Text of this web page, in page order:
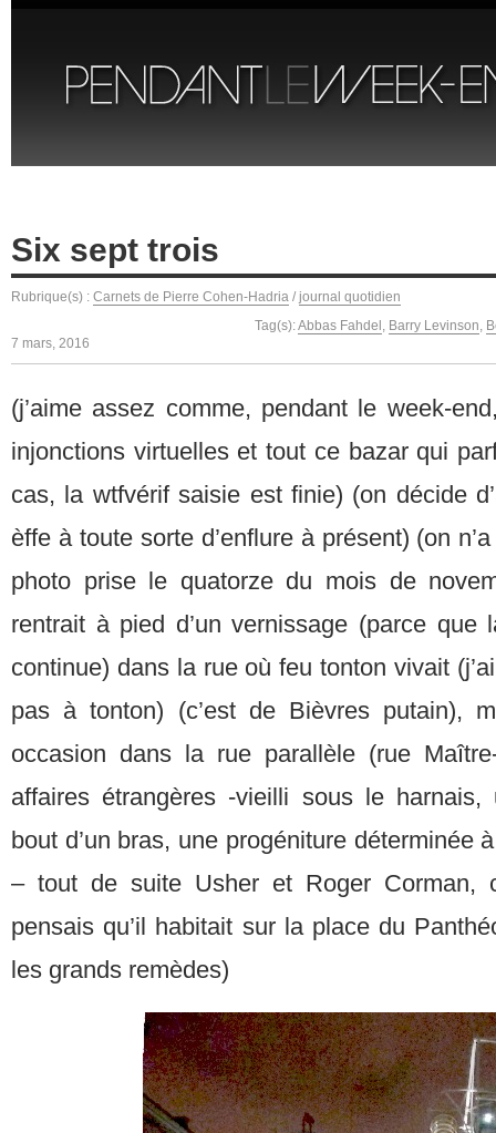
Six sept trois
Rubrique(s) : Carnets de Pierre Cohen-Hadria / journal quotidien
Tag(s):Abbas Fahdel , Barry Levinson,
7 mars, 2016
(j’aime assez comme, pendant le week-
injonctions virtuelles et tout ce bazar qui
cas, la wtfvérif saisie est finie) (on décide
èffe à toute sorte d’enflure à présent) (on
photo prise le quatorze du mois de
rentrait à pied d’un vernissage (parce que
continue) dans la rue où feu tonton vivait
pas à tonton) (c’est de Bièvres putain),
occasion dans la rue parallèle (rue
affaires étrangères -vieilli sous le harnais,
bout d’un bras, une progéniture déterminée
– tout de suite Usher et Roger Corman,
pensais qu’il habitait sur la place du
les grands remèdes)